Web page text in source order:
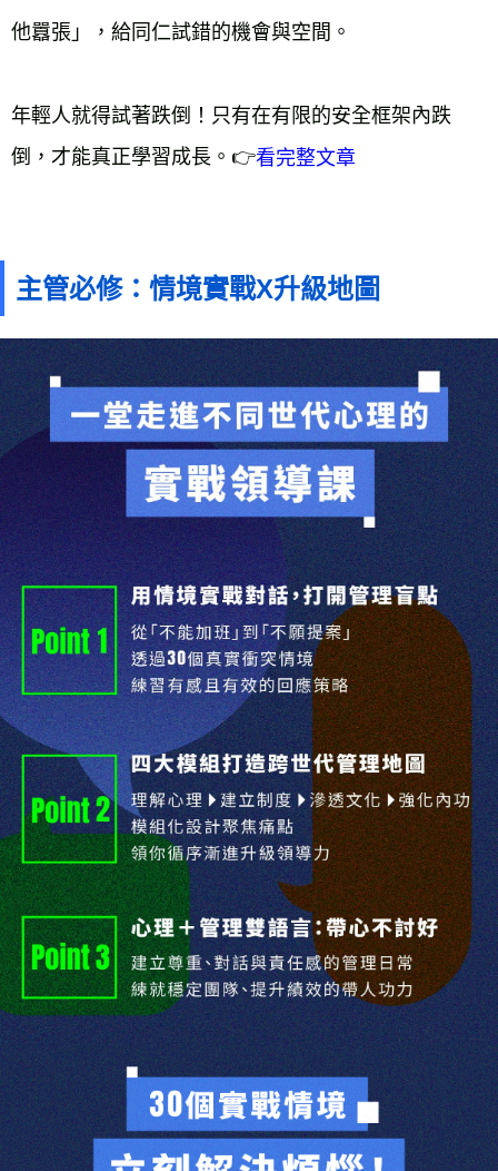
他囂張」，給同仁試錯的機會與空間。
年輕人就得試著跌倒！只有在有限的安全框架內跌
倒，才能真正學習成長。👉看完整文章
主管必修：情境實戰X升級地圖